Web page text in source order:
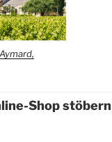
Shop